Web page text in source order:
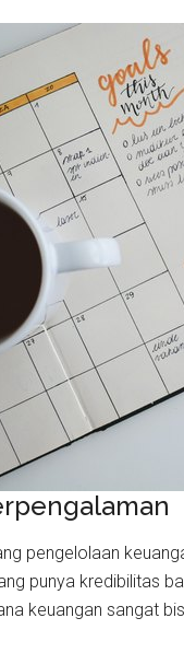
pengelolaan
punya kredibilitas
keuangan sangat